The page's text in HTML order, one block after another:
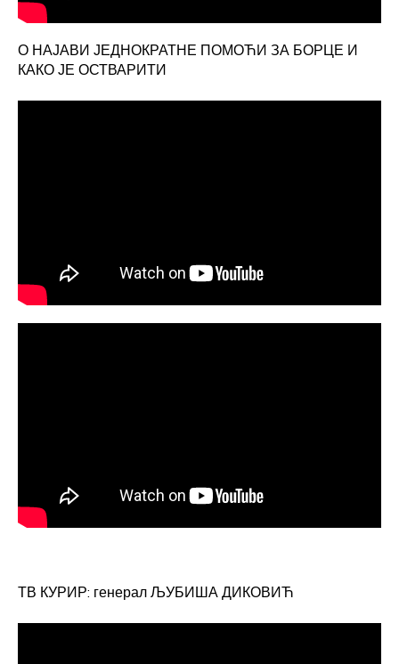
О НАЈАВИ ЈЕДНОКРАТНЕ ПОМОЋИ ЗА БОРЦЕ И
КАКО ЈЕ ОСТВАРИТИ
ТВ КУРИР: генерал ЉУБИША ДИКОВИЋ